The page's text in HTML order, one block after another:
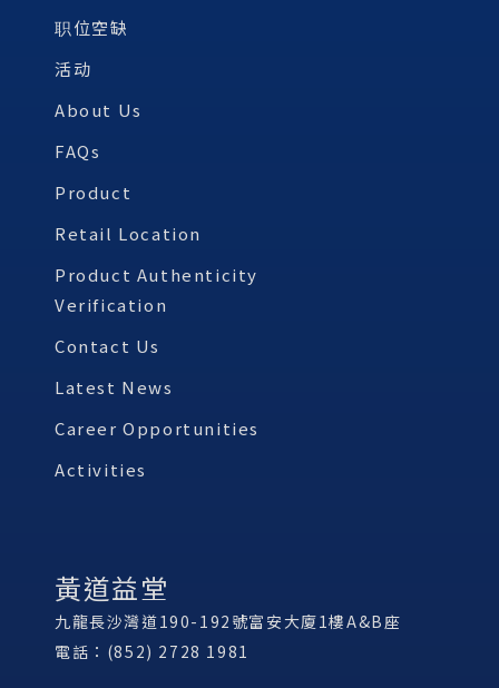
职位空缺
活动
About Us
FAQs
Product
Retail Location
Product Authenticity
Verification
Contact Us
Latest News
Career Opportunities
Activities
黃道益堂
九龍長沙灣道190-192號富安大廈1樓A&B座
電話：(852) 2728 1981